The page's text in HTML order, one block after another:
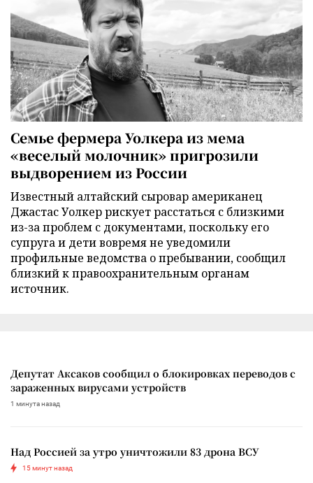
Семье фермера Уолкера из мема
«веселый молочник» пригрозили
выдворением из России
Известный алтайский сыровар американец
Джастас Уолкер рискует расстаться с близкими
из-за проблем с документами, поскольку его
супруга и дети вовремя не уведомили
профильные ведомства о пребывании, сообщил
близкий к правоохранительным органам
источник.
Депутат Аксаков сообщил о блокировках переводов с
зараженных вирусами устройств
1 минута назад
Над Россией за утро уничтожили 83 дрона ВСУ
15 минут назад